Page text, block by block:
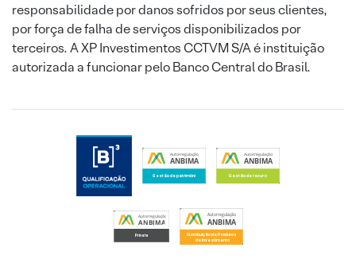
responsabilidade por danos sofridos por seus clientes,
por força de falha de serviços disponibilizados por
terceiros. A XP Investimentos CCTVM S/A é instituição
autorizada a funcionar pelo Banco Central do Brasil.